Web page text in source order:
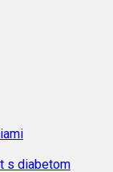
s diabetom